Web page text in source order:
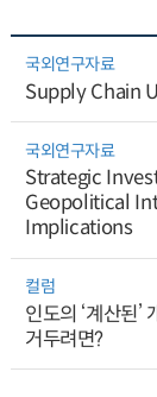
국외연구자료
Supply Chain
국외연구자료
Strategic
Geopolitical
Implications
컬럼
인도의 ‘계산된
거두려면?